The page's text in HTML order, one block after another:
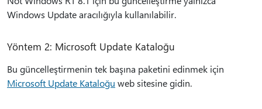
Windows Update aracılığıyla kullanılabilir.
Yöntem 2: Microsoft Update Kataloğu
Bu güncelleştirmenin tek başına paketini edinmek için
Microsoft Update Kataloğu web sitesine gidin.